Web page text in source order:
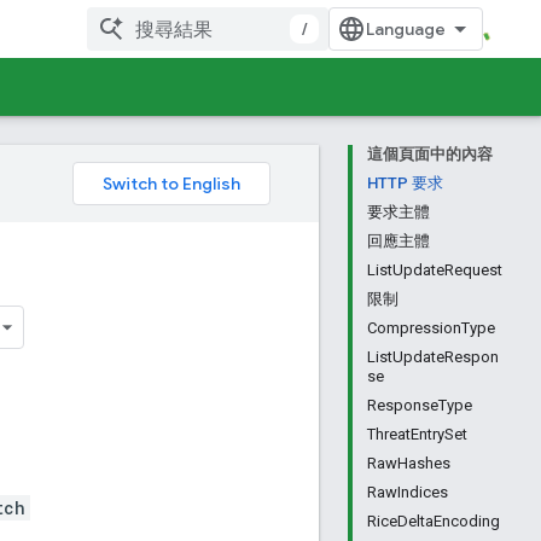
/
這個頁面中的內容
HTTP 要求
要求主體
回應主體
ListUpdateRequest
限制
CompressionType
ListUpdateRespon
se
ResponseType
ThreatEntrySet
RawHashes
RawIndices
RiceDeltaEncoding